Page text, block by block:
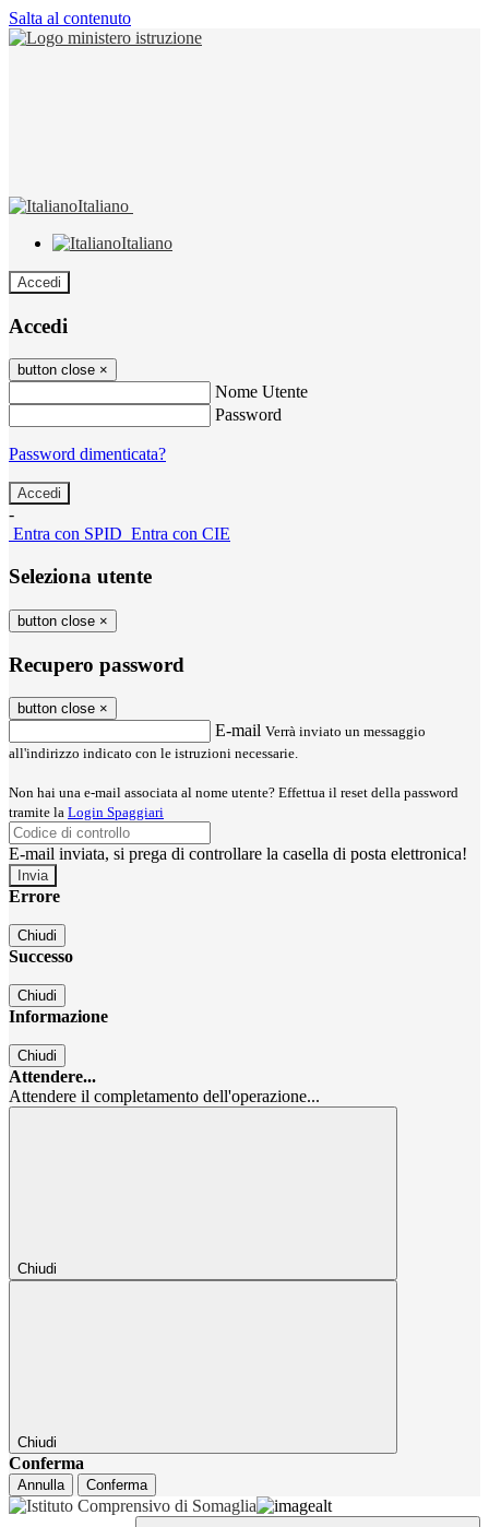
Salta al contenuto
Italiano
Italiano
Accedi
Accedi
button close ×
Nome Utente
Password
Password dimenticata?
-
Entra con SPID Entra con CIE
Seleziona utente
button close ×
Recupero password
button close ×
E-mail Verrà inviato un messaggio
all'indirizzo indicato con le istruzioni necessarie.
Non hai una e-mail associata al nome utente? Effettua il reset della password
tramite la Login Spaggiari
E-mail inviata, si prega di controllare la casella di posta elettronica!
Errore
Chiudi
Successo
Chiudi
Informazione
Chiudi
Attendere...
Attendere il completamento dell'operazione...
Chiudi
Chiudi
Conferma
Annulla Conferma